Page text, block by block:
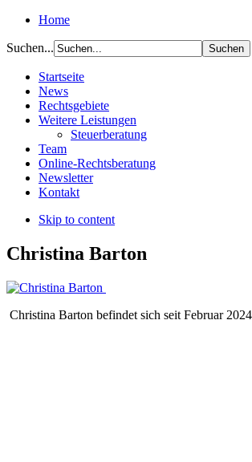
Home
Suchen...
Startseite
News
Rechtsgebiete
Weitere Leistungen
Steuerberatung
Team
Online-Rechtsberatung
Newsletter
Kontakt
Skip to content
Christina Barton
Christina Barton befindet sich seit Februar